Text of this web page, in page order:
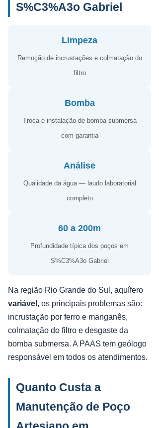
S%C3%A3o Gabriel
Limpeza
Remoção de incrustações e colmatação do
filtro
Bomba
Troca e instalação de bomba submersa
com garantia
Análise
Qualidade da água — laudo laboratorial
completo
60 a 200m
Profundidade típica dos poços em
S%C3%A3o Gabriel
Na região Rio Grande do Sul, aquífero
variável , os principais problemas são:
incrustação por ferro e manganês,
colmatação do filtro e desgaste da
bomba submersa. A PAAS tem geólogo
responsável em todos os atendimentos.
Quanto Custa a
Manutenção de Poço